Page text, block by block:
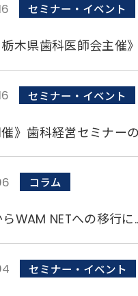
セミナー・イベント
栃木県歯科医師会主催
セミナー・イベント
催》歯科経営セミナー
コラム
WAM NETへの移行に
セミナー・イベント